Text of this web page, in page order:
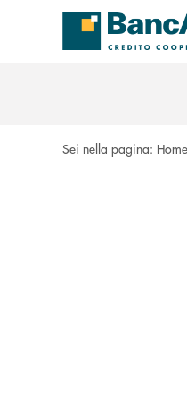
Salta al contenuto
Sei nella pagina: Home